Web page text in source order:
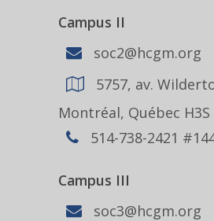
Campus II
soc2@hcgm.org
5757, av.
Montréal, Québec H3S
514-738-2421
Campus III
soc3@hcgm.org